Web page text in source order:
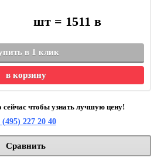
шт = 1511 в
в 1 клик
в корзину
чтобы узнать лучшую цену!
(495) 227 20 40
Сравнить